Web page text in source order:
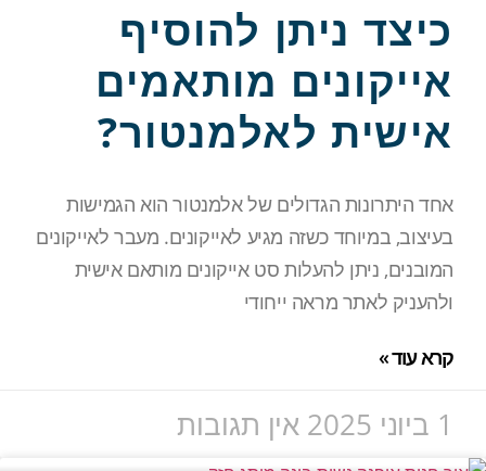
כיצד ניתן להוסיף
אייקונים מותאמים
אישית לאלמנטור?
אחד היתרונות הגדולים של אלמנטור הוא הגמישות
בעיצוב, במיוחד כשזה מגיע לאייקונים. מעבר לאייקונים
המובנים, ניתן להעלות סט אייקונים מותאם אישית
ולהעניק לאתר מראה ייחודי
קרא עוד »
1 ביוני 2025 אין תגובות